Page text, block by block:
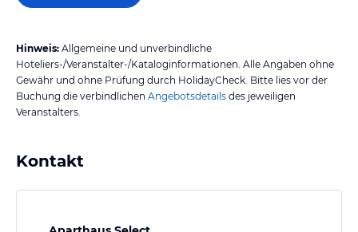
Hinweis: Allgemeine und unverbindliche
Hoteliers-/Veranstalter-/Kataloginformationen. Alle Angaben ohne
Gewähr und ohne Prüfung durch HolidayCheck. Bitte lies vor der
Buchung die verbindlichen Angebotsdetails des jeweiligen
Veranstalters.
Kontakt